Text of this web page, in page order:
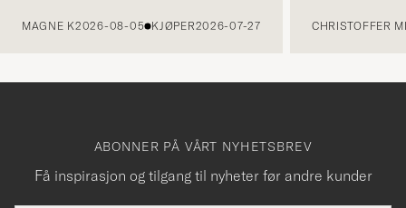
MAGNE K2026-08-05 KJØPER2026-07-27 CHRISTOFFER
ABONNER PÅ VÅRT NYHETSBREV
Få inspirasjon og tilgang til nyheter før andre kunder